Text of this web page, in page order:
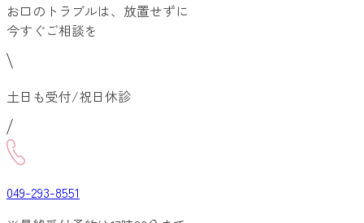
お口のトラブルは、放置せずに
今すぐご相談を
土日も受付/祝日休診
049-293-8551